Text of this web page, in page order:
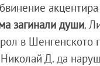
загинали души.
в Шенгенското
Д. да